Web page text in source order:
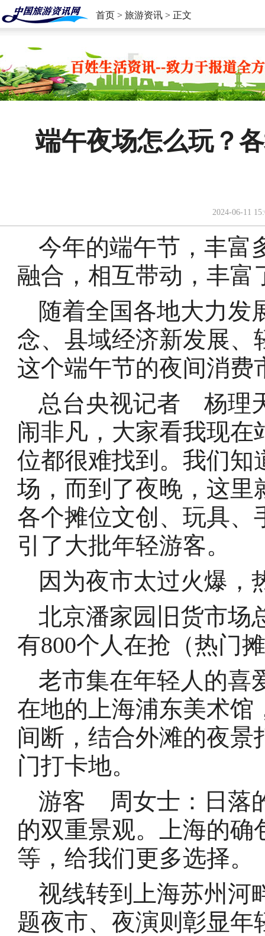
首页 > 旅游资讯 > 正文
端午夜场怎么玩？
2024-06-11
今年的端午节，丰富
融合，相互带动，丰富
随着全国各地大力发
念、县域经济新发展、
这个端午节的夜间消费
总台央视记者 杨理
闹非凡，大家看我现
位都很难找到。我们知
场，而到了夜晚，这里
各个摊位文创、玩具、
引了大批年轻游客。
因为夜市太过火爆，
北京潘家园旧货市
有800个人在抢（热门
老市集在年轻人的喜
在地的上海浦东美术馆
间断，结合外滩的夜景
门打卡地。
游客 周女士：日落
的双重景观。上海的
等，给我们更多选择。
视线转到上海苏州河
题夜市、夜演则彰显年